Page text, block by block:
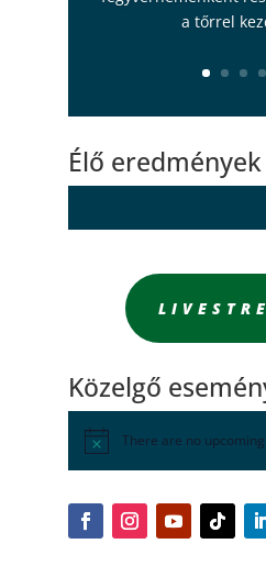
a tőrrel
Élő eredmények
Közelgő
There are no